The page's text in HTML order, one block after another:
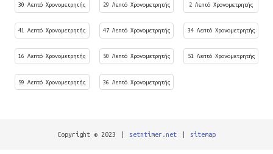
30 Λεπτό Χρονομετρητής 29 Λεπτό Χρονομετρητής 2 Λεπτό Χρονομετρητής
41 Λεπτό Χρονομετρητής 47 Λεπτό Χρονομετρητής 34 Λεπτό Χρονομετρητής
16 Λεπτό Χρονομετρητής 50 Λεπτό Χρονομετρητής 51 Λεπτό Χρονομετρητής
59 Λεπτό Χρονομετρητής 36 Λεπτό Χρονομετρητής
Copyright © 2023 setntimer.net sitemap